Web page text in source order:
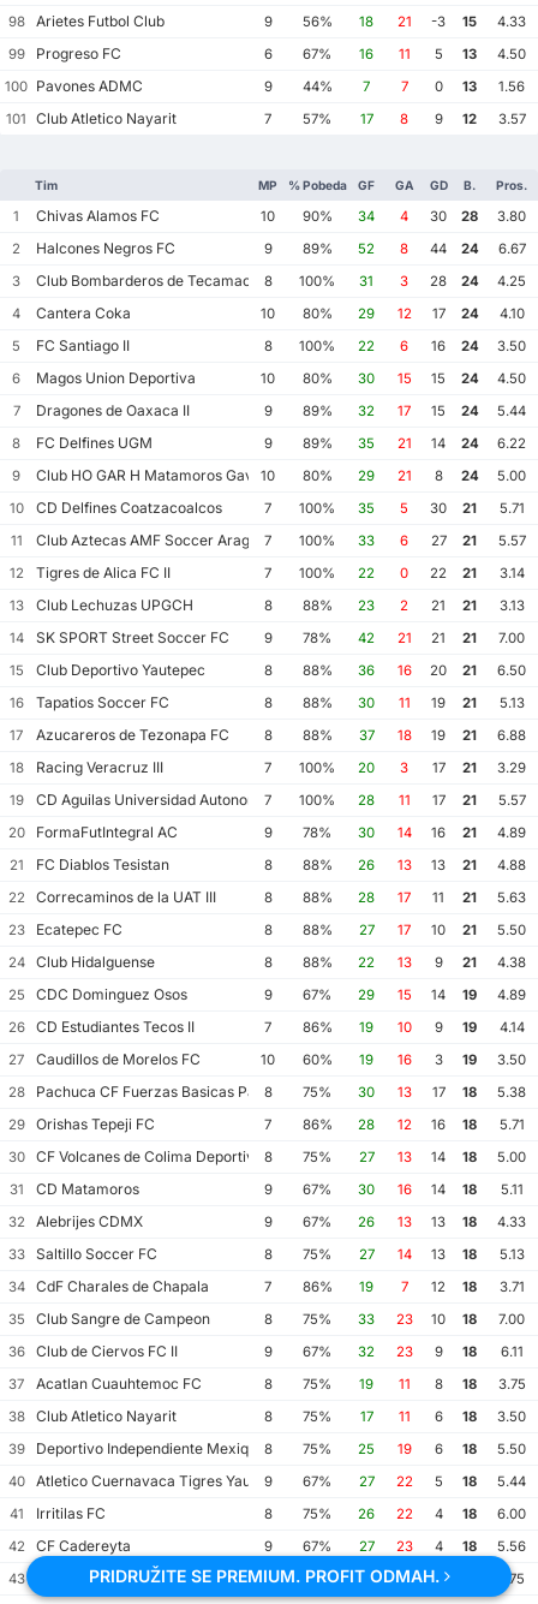
98
Arietes Futbol Club 9 56% 18 21 -3 15
4.33
99
Progreso FC 6 67% 16 11 5 13
4.50
100 Pavones ADMC 9 44% 7 7 0 13
1.56
101
Club Atletico Nayarit 7 57% 17 8 9 12 3.57
Tim MP % Pobeda GF GA GD B. Pros.
1 Chivas Alamos FC 10 90% 34 4 30 28
3.80
2
Halcones Negros FC 9 89% 52 8 44 24
6.67
3
Club Bombarderos de Tecamac 8 100% 31 3 28 24
4.25
4
Cantera Coka 10 80% 29 12 17 24
4.10
5
FC Santiago II 8 100% 22 6 16 24
3.50
6
Magos Union Deportiva 10 80% 30 15 15 24
4.50
7
Dragones de Oaxaca II 9 89% 32 17 15 24
5.44
8
FC Delfines UGM 9 89% 35 21 14 24
6.22
9
Club HO GAR H Matamoros Gavilanes FC Matamoros II
10 80% 29 21 8 24
5.00
10
CD Delfines Coatzacoalcos 7 100% 35 5 30 21
5.71
11
Club Aztecas AMF Soccer Aragon7 100% 33 6 27 21
5.57
12
Tigres de Alica FC II 7 100% 22 0 22 21
3.14
13
Club Lechuzas UPGCH 8 88% 23 2 21 21
3.13
14
SK SPORT Street Soccer FC 9 78% 42 21 21 21
7.00
15
Club Deportivo Yautepec 8 88% 36 16 20 21
6.50
16
Tapatios Soccer FC 8 88% 30 11 19 21
5.13
17
Azucareros de Tezonapa FC 8 88% 37 18 19 21
6.88
18
Racing Veracruz III 7 100% 20 3 17 21
3.29
19
CD Aguilas Universidad Autonoma de Guerrero
7 100% 28 11 17 21
5.57
20
FormaFutIntegral AC 9 78% 30 14 16 21
4.89
21
FC Diablos Tesistan 8 88% 26 13 13 21
4.88
22
Correcaminos de la UAT III 8 88% 28 17 11 21
5.63
23
Ecatepec FC 8 88% 27 17 10 21
5.50
24
Club Hidalguense 8 88% 22 13 9 21
4.38
25
CDC Dominguez Osos 9 67% 29 15 14 19
4.89
26
CD Estudiantes Tecos II 7 86% 19 10 9 19
4.14
27
Caudillos de Morelos FC 10 60% 19 16 3 19
3.50
28
Pachuca CF Fuerzas Basicas Pachuca CF III
8 75% 30 13 17 18
5.38
29
Orishas Tepeji FC 7 86% 28 12 16 18
5.71
30
CF Volcanes de Colima Deportivo Tala
8 75% 27 13 14 18
5.00
31
CD Matamoros 9 67% 30 16 14 18
5.11
32
Alebrijes CDMX 9 67% 26 13 13 18
4.33
33
Saltillo Soccer FC 8 75% 27 14 13 18
5.13
34
CdF Charales de Chapala 7 86% 19 7 12 18
3.71
35
Club Sangre de Campeon 8 75% 33 23 10 18
7.00
36
Club de Ciervos FC II 9 67% 32 23 9 18
6.11
37
Acatlan Cuauhtemoc FC 8 75% 19 11 8 18
3.75
38
Club Atletico Nayarit 8 75% 17 11 6 18
3.50
39
Deportivo Independiente Mexiquense
8 75% 25 19 6 18
5.50
40
Atletico Cuernavaca Tigres Yautepec
9 67% 27 22 5 18
5.44
41
Irritilas FC 8 75% 26 22 4 18
6.00
42
CF Cadereyta 9 67% 27 23 4 18
5.56
43
Chapulineros II 8 75% 31 31 0
7.75
PRIDRUŽITE SE PREMIUM. PROFIT ODMAH.